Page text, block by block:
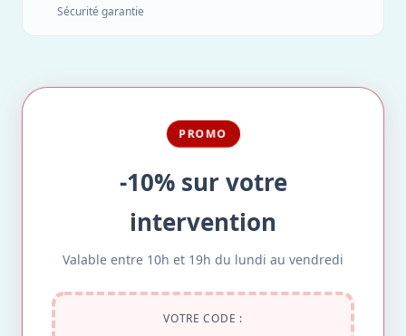
Sécurité garantie
PROMO
-10% sur votre
intervention
Valable entre 10h et 19h du lundi au vendredi
VOTRE CODE :